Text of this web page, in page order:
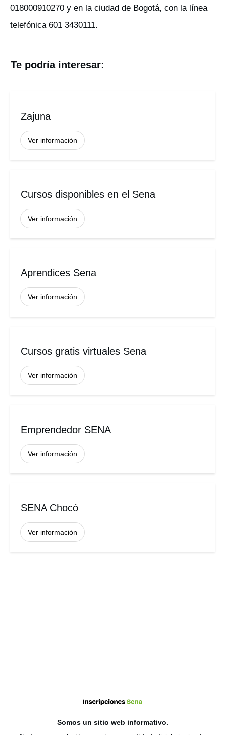
018000910270 y en la ciudad de Bogotá, con la línea
telefónica 601 3430111.
Te podría interesar:
Zajuna
Ver información
Cursos disponibles en el Sena
Ver información
Aprendices Sena
Ver información
Cursos gratis virtuales Sena
Ver información
Emprendedor SENA
Ver información
SENA Chocó
Ver información
Somos un sitio web informativo.